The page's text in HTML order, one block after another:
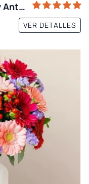
Set Apasionado – Vino Tinto y Anturio
VER DETALLES